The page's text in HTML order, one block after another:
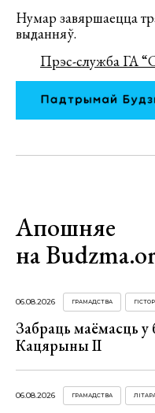
Нумар завяршаецца
выданняў.
Прэс-служба ГА
Апошняе
на
06.08.2026 ГРАМАДСТВА
Забраць маёмасць у
Кацярыны ІІ
06.08.2026 ГРАМАДСТВА